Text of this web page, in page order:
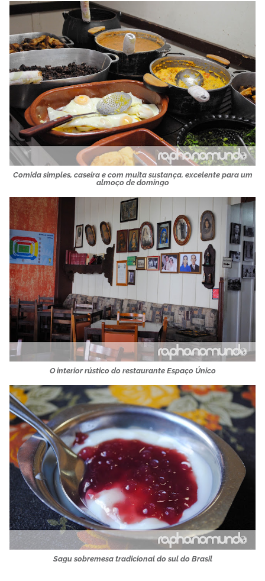
Comida simples, caseira e com muita sustança, excelente para um
almoço de domingo
O interior rústico do restaurante Espaço Único
Sagu sobremesa tradicional do sul do Brasil